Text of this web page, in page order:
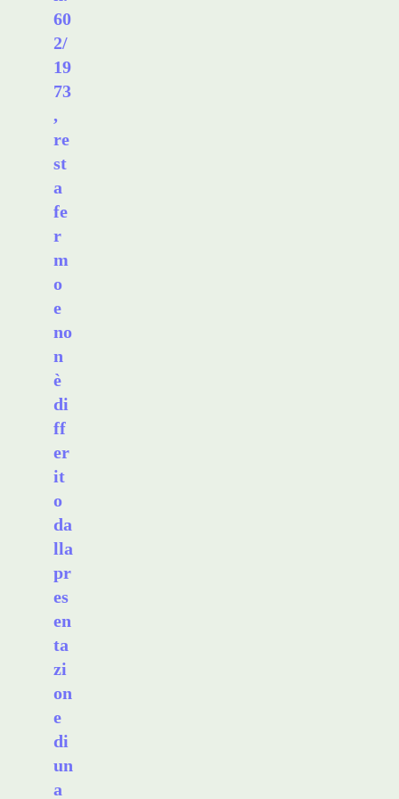
60
2/
19
73
,
re
st
a
fe
r
m
o
e
no
n
è
di
ff
er
it
o
da
lla
pr
es
en
ta
zi
on
e
di
un
a